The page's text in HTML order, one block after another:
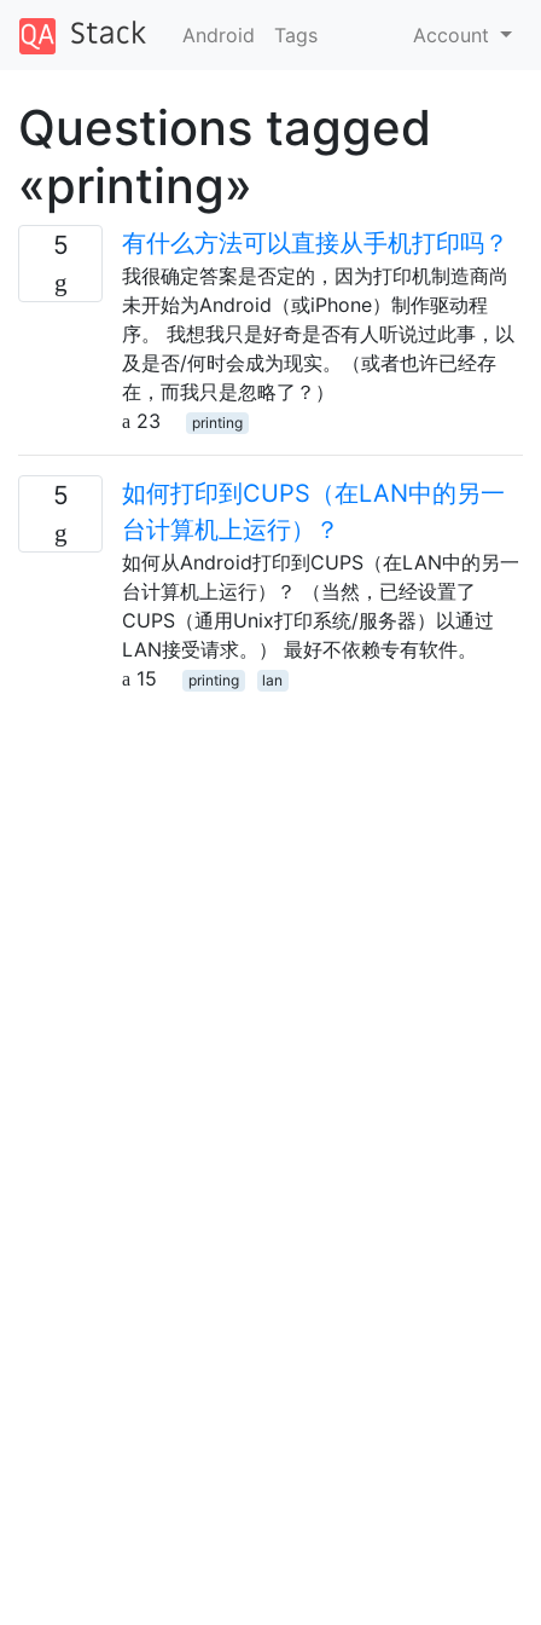
Android Tags Account
Questions tagged
«printing»
5 有什么方法可以直接从手机打印吗？
我很确定答案是否定的，因为打印机制造商尚
未开始为Android（或iPhone）制作驱动程
序。 我想我只是好奇是否有人听说过此事，以
及是否/何时会成为现实。（或者也许已经存
在，而我只是忽略了？）
23
printing
5
如何打印到CUPS（在LAN中的另一
台计算机上运行）？
如何从Android打印到CUPS（在LAN中的另一
台计算机上运行）？ （当然，已经设置了
CUPS（通用Unix打印系统/服务器）以通过
LAN接受请求。） 最好不依赖专有软件。
15
printing lan